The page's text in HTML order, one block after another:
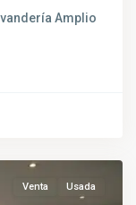
Amplio
Venta Usada